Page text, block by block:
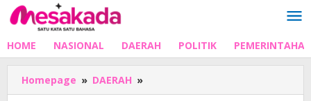
Lewati
ke
HOME NASIONAL DAERAH POLITIK
Homepage » DAERAH »
Kampanye